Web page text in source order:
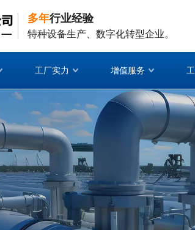
多年行业经验
特种设备生产、数字化转型企业。
工厂实力 增值服务